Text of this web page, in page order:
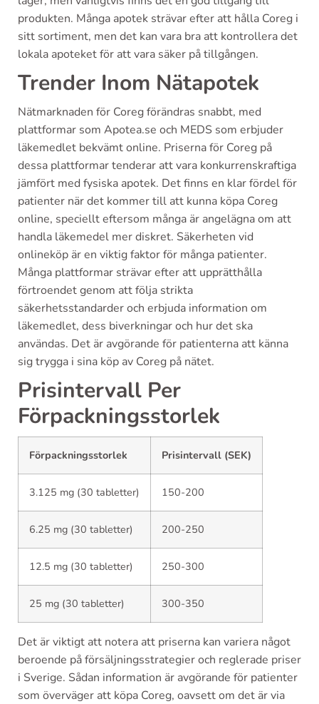
produkten. Många apotek strävar efter att hålla Coreg i
sitt sortiment, men det kan vara bra att kontrollera det
lokala apoteket för att vara säker på tillgången.
Trender Inom Nätapotek
Nätmarknaden för Coreg förändras snabbt, med
plattformar som Apotea.se och MEDS som erbjuder
läkemedlet bekvämt online. Priserna för Coreg på
dessa plattformar tenderar att vara konkurrenskraftiga
jämfört med fysiska apotek. Det finns en klar fördel för
patienter när det kommer till att kunna köpa Coreg
online, speciellt eftersom många är angelägna om att
handla läkemedel mer diskret. Säkerheten vid
onlineköp är en viktig faktor för många patienter.
Många plattformar strävar efter att upprätthålla
förtroendet genom att följa strikta
säkerhetsstandarder och erbjuda information om
läkemedlet, dess biverkningar och hur det ska
användas. Det är avgörande för patienterna att känna
sig trygga i sina köp av Coreg på nätet.
Prisintervall Per
Förpackningsstorlek
Förpackningsstorlek Prisintervall (SEK)
3.125 mg (30 tabletter) 150-200
6.25 mg (30 tabletter) 200-250
12.5 mg (30 tabletter) 250-300
25 mg (30 tabletter) 300-350
Det är viktigt att notera att priserna kan variera något
beroende på försäljningsstrategier och reglerade priser
i Sverige. Sådan information är avgörande för patienter
som överväger att köpa Coreg, oavsett om det är via